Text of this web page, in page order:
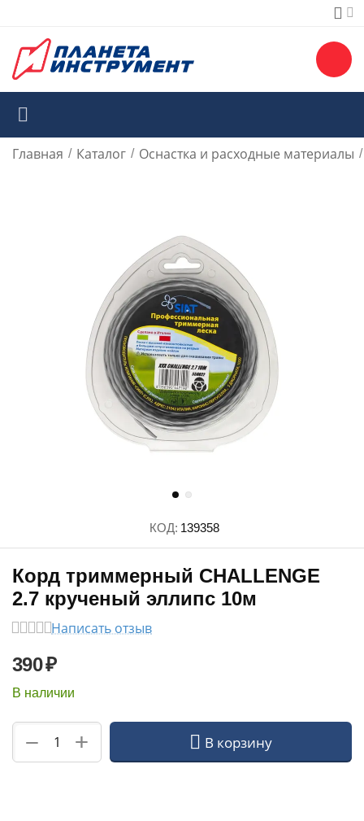
Главная / Каталог / Оснастка и расходные материалы /
КОД: 139358
Корд триммерный CHALLENGE
2.7 крученый эллипс 10м
Написать отзыв
390₽
В наличии
+
− В корзину